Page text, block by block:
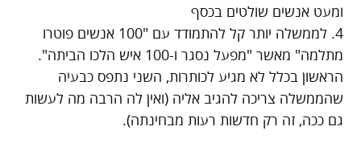
ומעט אנשים שולטים בכסף
4. לממשלה יותר קל להתמודד עם "100 אנשים פוטרו
מתלמה" מאשר "מפעל נסגר ו-100 איש הלכו הביתה".
הראשון בכלל לא מגיע לכותרות, השני נתפס כבעיה
שהממשלה צריכה להגיב אליה (ואין לה הרבה מה לעשות
גם ככה, זה רק חדשות רעות מבחינתה).